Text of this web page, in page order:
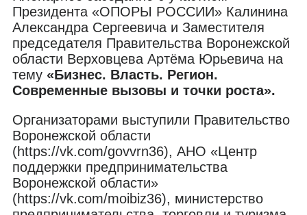
Президента «ОПОРЫ РОССИИ» Калинина
Александра Сергеевича и Заместителя
председателя Правительства Воронежской
области Верховцева Артёма Юрьевича на
тему «Бизнес. Власть. Регион.
Современные вызовы и точки роста».
Организаторами выступили Правительство
Воронежской области
(https://vk.com/govvrn36), АНО «Центр
поддержки предпринимательства
Воронежской области»
(https://vk.com/moibiz36), министерство